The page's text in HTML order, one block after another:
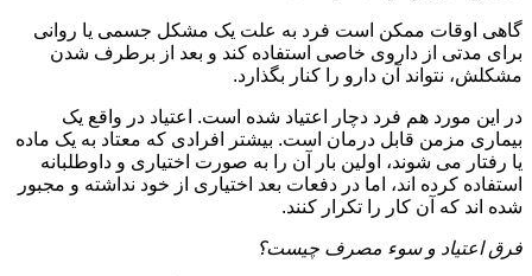
گاهی اوقات ممکن است فرد به علت یک مشکل جسمی یا روانی
برای مدتی از داروی خاصی استفاده کند و بعد از برطرف شدن
مشکلش، نتواند آن دارو را کنار بگذارد.
در این مورد هم فرد دچار اعتیاد شده است. اعتیاد در واقع یک
بیماری مزمن قابل درمان است. بیشتر افرادی که معتاد به یک ماده
یا رفتار می شوند، اولین بار آن را به صورت اختیاری و داوطلبانه
استفاده کرده اند، اما در دفعات بعد اختیاری از خود نداشته و مجبور
شده اند که آن کار را تکرار کنند.
فرق اعتیاد و سوء مصرف چیست؟